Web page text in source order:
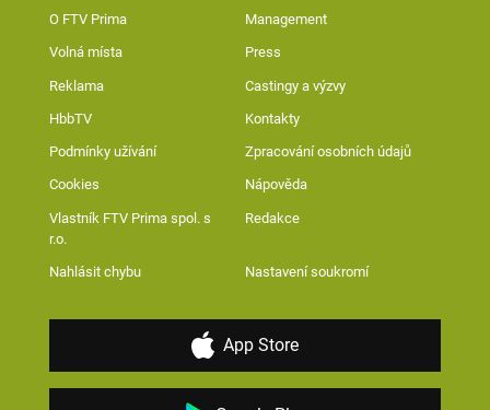
O FTV Prima Management
Volná místa Press
Reklama Castingy a výzvy
HbbTV Kontakty
Podmínky užívání Zpracování osobních údajů
Cookies Nápověda
Vlastník FTV Prima spol. s
r.o.
Redakce
Nahlásit chybu Nastavení soukromí
App Store